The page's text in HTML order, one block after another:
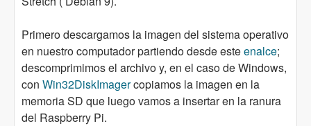
Primero descargamos la imagen del sistema operativo
en nuestro computador partiendo desde esteenalce;
descomprimimos el archivo y, en el caso de Windows,
con Win32DiskImagercopiamos la imagen en la
memoria SD que luego vamos a insertar en la ranura
del Raspberry Pi.